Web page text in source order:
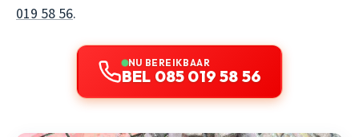
019 58 56.
NU BEREIKBAAR
BEL 085 019 58 56